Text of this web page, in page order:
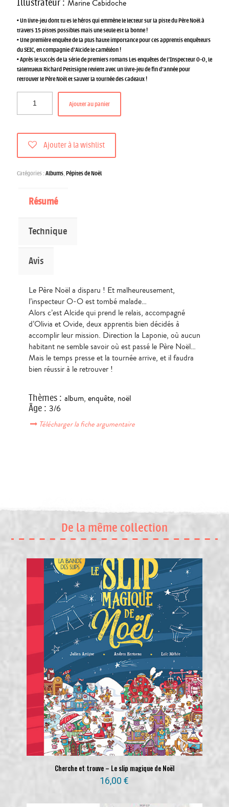
Illustrateur : Marine Cabidoche
• Un livre-jeu dont tu es le héros qui emmène le lecteur sur la piste du Père Noël à
travers 15 pistes possibles mais une seule est la bonne !
• Une première enquête de la plus haute importance pour ces apprentis enquêteurs
du SEIC, en compagnie d’Alcide le caméléon !
• Après le succès de la série de premiers romans Les enquêtes de l’Inspecteur O-O, le
talentueux Richard Petitsigne revient avec un livre-jeu de fin d’année pour
retrouver le Père Noël et sauver la tournée des cadeaux !
Ajouter au panier
Ajouter à la wishlist
Catégories :Albums,Pépites de Noël
Résumé
Technique
Avis
Le Père Noël a disparu ! Et malheureusement,
l’inspecteur O-O est tombé malade…
Alors c’est Alcide qui prend le relais, accompagné
d’Olivia et Ovide, deux apprentis bien décidés à
accomplir leur mission. Direction la Laponie, où aucun
habitant ne semble savoir où est passé le Père Noël…
Mais le temps presse et la tournée arrive, et il faudra
bien réussir à le retrouver !
Thèmes: album, enquête, noël
Âge: 3/6
Télécharger la fiche argumentaire
De la même collection
Cherche et trouve – Le slip magique de Noël
16,00€